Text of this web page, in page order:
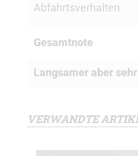
Abfahrtsverhalten
Gesamtnote
Langsamer aber
VERWANDTE